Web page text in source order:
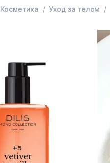
Косметика Уход за телом